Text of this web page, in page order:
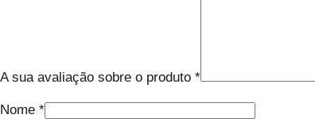
A sua avaliação sobre o produto *
Nome *